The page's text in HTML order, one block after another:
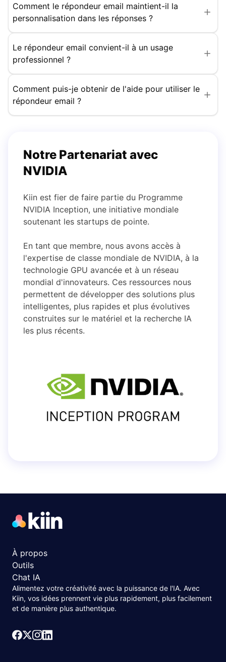
Comment le répondeur email maintient-il la
personnalisation dans les réponses ?
Le répondeur email convient-il à un usage
professionnel ?
Comment puis-je obtenir de l'aide pour utiliser le
répondeur email ?
Notre Partenariat avec
NVIDIA
Kiin est fier de faire partie du Programme
NVIDIA Inception, une initiative mondiale
soutenant les startups de pointe.
En tant que membre, nous avons accès à
l'expertise de classe mondiale de NVIDIA, à la
technologie GPU avancée et à un réseau
mondial d'innovateurs. Ces ressources nous
permettent de développer des solutions plus
intelligentes, plus rapides et plus évolutives
construites sur le matériel et la recherche IA
les plus récents.
À propos
Outils
Chat IA
Alimentez votre créativité avec la puissance de l'IA. Avec
Kiin, vos idées prennent vie plus rapidement, plus facilement
et de manière plus authentique.